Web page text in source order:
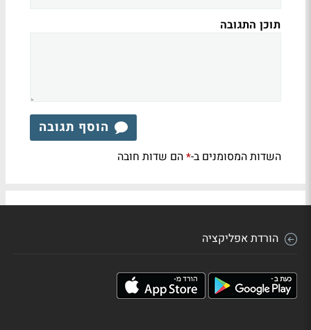
תוכן התגובה
הוסף תגובה
השדות המסומנים ב-*הם שדות חובה
הורדת אפליקציה